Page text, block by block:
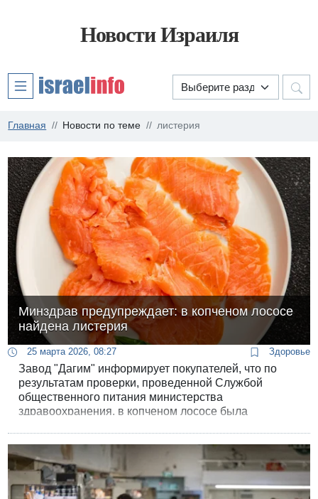
Новости Израиля
Главная Новости по теме листерия
Минздрав предупреждает: в копченом лососе
найдена листерия
25 марта 2026, 08:27 Здоровье
Завод "Дагим" информирует покупателей, что по
результатам проверки, проведенной Службой
общественного питания министерства
здравоохранения, в копченом лососе была